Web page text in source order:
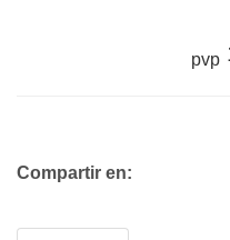
pvp
Compartir en: